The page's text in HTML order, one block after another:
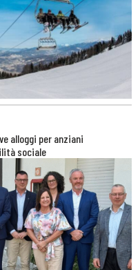
alloggi per anziani
sociale